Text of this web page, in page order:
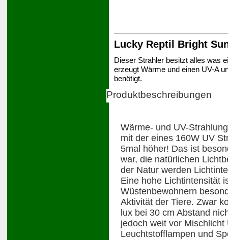
Lucky Reptil Bright
Dieser Strahler besitzt alles was
erzeugt Wärme und einen UV-A
benötigt.
Produktbeschreibungen
Wärme- und UV-
mit der eines 160W UV
5mal höher! Das ist
war, die natürlichen
der Natur werden
Eine hohe Lichtintensität
Wüstenbewohnern
Aktivität der Tiere. Zwar
lux bei 30 cm Abstand
jedoch weit vor
Leuchtstofflampen und